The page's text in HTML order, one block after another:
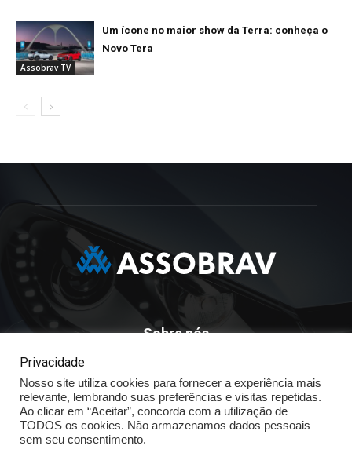
Assobrav TV
Um ícone no maior show da Terra: conheça o
Novo Tera
Sobre nós
ASSOBRAV - Associação Brasileira Dos Distribuidores
Volkswagen
Av. José Maria Whitaker n° 603 - Mirandópolis - São Paulo - SP
- CEP: 04057.900 - Fone: (11) - 5078.5400
Privacidade
Nosso site utiliza cookies para fornecer a experiência mais
relevante, lembrando suas preferências e visitas repetidas.
Ao clicar em “Aceitar”, concorda com a utilização de
TODOS os cookies. Não armazenamos dados pessoais
sem seu consentimento.